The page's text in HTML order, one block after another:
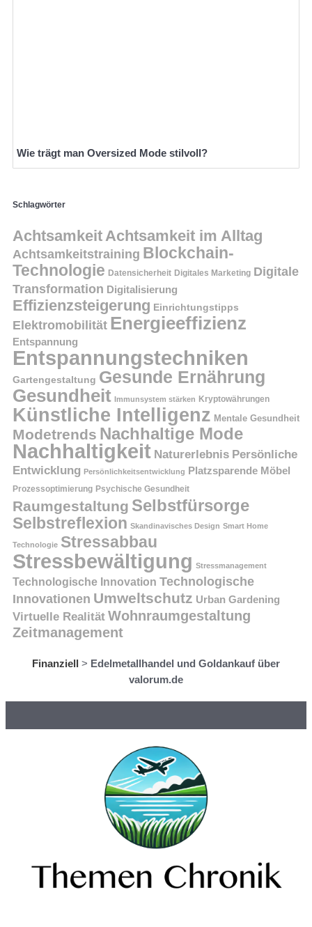
Wie trägt man Oversized Mode stilvoll?
Schlagwörter
Achtsamkeit Achtsamkeit im Alltag
Achtsamkeitstraining Blockchain-
Technologie Datensicherheit Digitales Marketing Digitale
Transformation Digitalisierung
Effizienzsteigerung Einrichtungstipps
Elektromobilität Energieeffizienz
Entspannung
Entspannungstechniken
Gartengestaltung Gesunde Ernährung
Gesundheit Immunsystem stärken Kryptowährungen
Künstliche Intelligenz Mentale Gesundheit
Modetrends Nachhaltige Mode
Nachhaltigkeit Naturerlebnis Persönliche
Entwicklung Persönlichkeitsentwicklung Platzsparende Möbel
Prozessoptimierung Psychische Gesundheit
Raumgestaltung Selbstfürsorge
Selbstreflexion Skandinavisches Design Smart Home
Technologie Stressabbau
Stressbewältigung Stressmanagement
Technologische Innovation Technologische
Innovationen Umweltschutz Urban Gardening
Virtuelle Realität Wohnraumgestaltung
Zeitmanagement
Finanziell > Edelmetallhandel und Goldankauf über
valorum.de